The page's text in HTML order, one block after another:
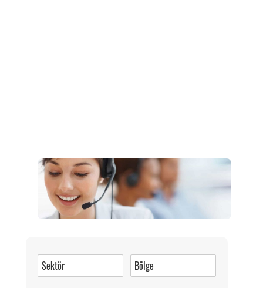
0 (216) 462 49 34
Pazartesi-Cumartesi 09.00-20.00